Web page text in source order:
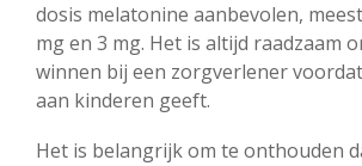
dosis melatonine aanbevolen,
mg en 3 mg. Het is altijd raadzaam
winnen bij een zorgverlener
aan kinderen geeft.
Het is belangrijk om te onthouden